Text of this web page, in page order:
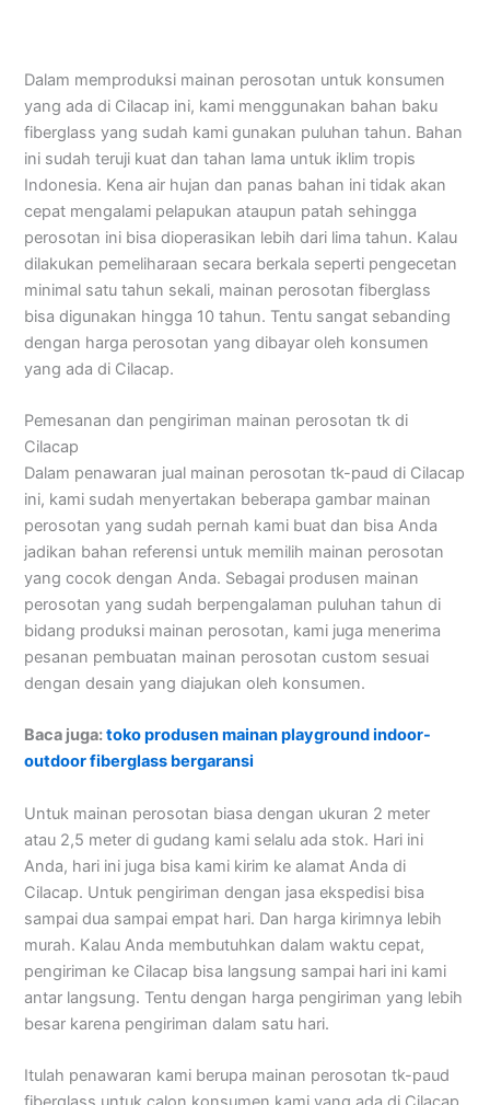
Dalam memproduksi mainan perosotan untuk konsumen
yang ada di Cilacap ini, kami menggunakan bahan baku
fiberglass yang sudah kami gunakan puluhan tahun. Bahan
ini sudah teruji kuat dan tahan lama untuk iklim tropis
Indonesia. Kena air hujan dan panas bahan ini tidak akan
cepat mengalami pelapukan ataupun patah sehingga
perosotan ini bisa dioperasikan lebih dari lima tahun. Kalau
dilakukan pemeliharaan secara berkala seperti pengecetan
minimal satu tahun sekali, mainan perosotan fiberglass
bisa digunakan hingga 10 tahun. Tentu sangat sebanding
dengan harga perosotan yang dibayar oleh konsumen
yang ada di Cilacap.
Pemesanan dan pengiriman mainan perosotan tk di
Cilacap
Dalam penawaran jual mainan perosotan tk-paud di Cilacap
ini, kami sudah menyertakan beberapa gambar mainan
perosotan yang sudah pernah kami buat dan bisa Anda
jadikan bahan referensi untuk memilih mainan perosotan
yang cocok dengan Anda. Sebagai produsen mainan
perosotan yang sudah berpengalaman puluhan tahun di
bidang produksi mainan perosotan, kami juga menerima
pesanan pembuatan mainan perosotan custom sesuai
dengan desain yang diajukan oleh konsumen.
Baca juga:toko produsen mainan playground indoor-
outdoor fiberglass bergaransi
Untuk mainan perosotan biasa dengan ukuran 2 meter
atau 2,5 meter di gudang kami selalu ada stok. Hari ini
Anda, hari ini juga bisa kami kirim ke alamat Anda di
Cilacap. Untuk pengiriman dengan jasa ekspedisi bisa
sampai dua sampai empat hari. Dan harga kirimnya lebih
murah. Kalau Anda membutuhkan dalam waktu cepat,
pengiriman ke Cilacap bisa langsung sampai hari ini kami
antar langsung. Tentu dengan harga pengiriman yang lebih
besar karena pengiriman dalam satu hari.
Itulah penawaran kami berupa mainan perosotan tk-paud